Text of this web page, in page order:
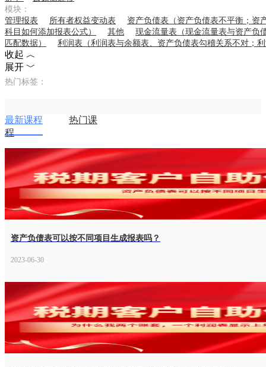
模块：
管理报表
所有者权益变动表
资产负债表（资产负债表不平衡；资
科目如何添加报表公式）
其他
现金流量表（现金流量表与资产负
匹配数据）
利润表（利润表与余额表、资产负债表勾稽关系不对；
收起 ︿
展开 ﹀
热门标签：
最新课程
热门课
程
资产负债表可以按不同项目生成报表吗？
2023-06-30